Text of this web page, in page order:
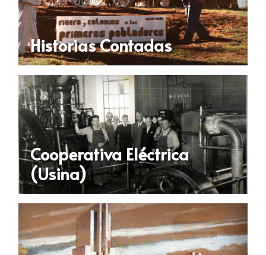
Historias Contadas
Cooperativa Eléctrica
(Usina)